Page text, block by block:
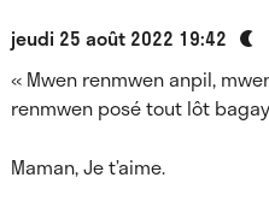
jeudi 25 août 2022 19:42
« Mwen renmwen anpil,
renmwen posé tout lôt
Maman, Je t’aime.